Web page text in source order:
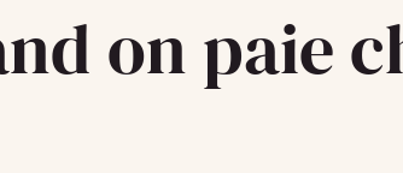
on paie